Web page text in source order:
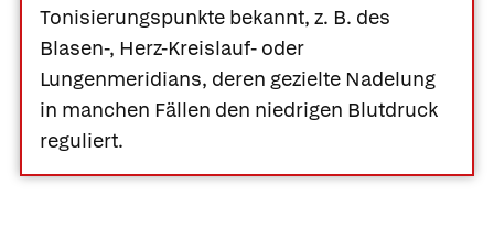
Tonisierungspunkte bekannt, z. B. des
Blasen-, Herz-Kreislauf- oder
Lungenmeridians, deren gezielte Nadelung
in manchen Fällen den niedrigen Blutdruck
reguliert.